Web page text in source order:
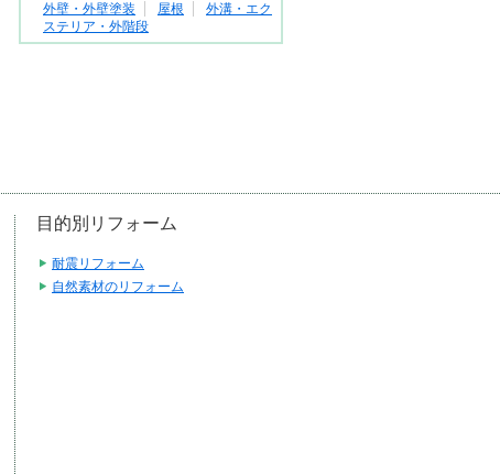
外壁・外壁塗装
屋根
外溝・エク
ステリア・外階段
目的別リフォーム
耐震リフォーム
自然素材のリフォーム